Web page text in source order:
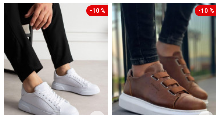
-10 % -10 %